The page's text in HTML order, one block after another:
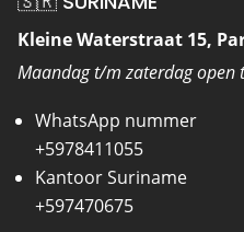
Kleine Waterstraat 15,
Maandag t/m zaterdag open
WhatsApp nummer
+5978411055
Kantoor Suriname
+597470675